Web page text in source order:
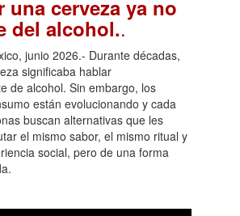
una cerveza ya no
del alcohol..
junio 2026.- Durante décadas,
significaba hablar
de alcohol. Sin embargo, los
están evolucionando y cada
buscan alternativas que les
el mismo sabor, el mismo ritual y
social, pero de una forma